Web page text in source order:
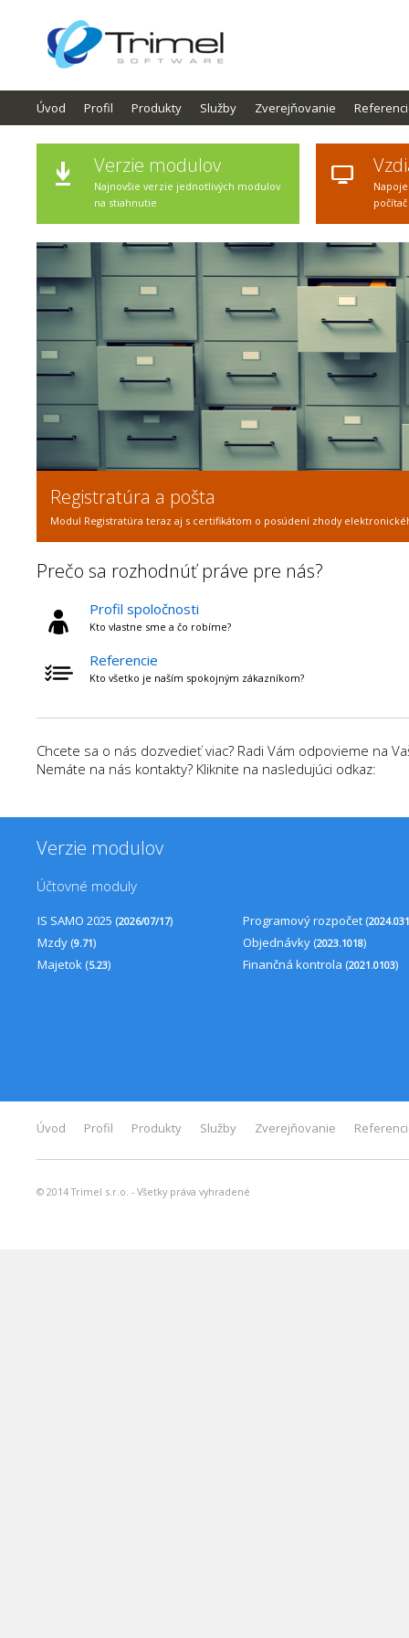
Úvod Profil Produkty Služby Zverejňovanie
Verzie modulov
Najnovšie verzie jednotlivých modulov
na stiahnutie
Registratúra a pošta
Modul Registratúra teraz aj s certifikátom o posúdení zhody
Prečo sa rozhodnúť práve pre nás?
Profil spoločnosti
Kto vlastne sme a čo robíme?
Referencie
Kto všetko je naším spokojným zákazníkom?
Chcete sa o nás dozvedieť viac? Radi Vám odpovieme na
Nemáte na nás kontakty? Kliknite na nasledujúci odkaz:
Verzie modulov
Účtovné moduly
IS SAMO 2025 (2026/07/17) Programový rozpočet (
Mzdy (9.71) Objednávky (2023.1018)
Majetok (5.23) Finančná kontrola (2021.0103)
Úvod Profil Produkty Služby Zverejňovanie
© 2014 Trimel s.r.o. - Všetky práva vyhradené